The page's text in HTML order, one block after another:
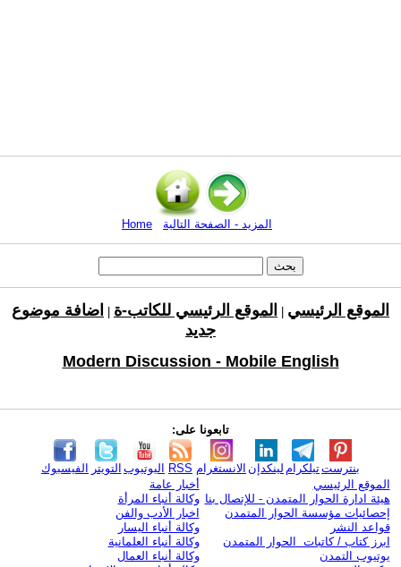
Home المزيد - الصفحة التالية
الموقع الرئيسي الموقع الرئيسي للكاتب-ة
اضافة موضوع
جديد
Modern Discussion - Mobile English
تابعونا على:
الفيسبوك التويتر اليوتيوب RSS الانستغرام لينكدإن تيلكرامبنترست
الموقع الرئيسي
هيئة ادارة الحوار المتمدن - للإتصال بنا
إحصائيات مؤسسة الحوار المتمدن
قواعد النشر
ابرز كتاب / كاتبات الحوار المتمدن
يوتيوب التمدن
أخبار عامة
وكالة أنباء المرأة
اخبار الأدب والفن
وكالة أنباء اليسار
وكالة أنباء العلمانية
وكالة أنباء العمال